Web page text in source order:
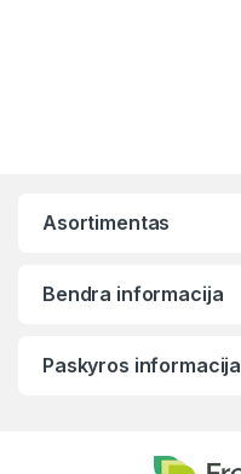
Asortimentas
Bendra informacija
Paskyros informacija